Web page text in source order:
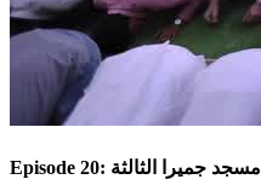
Episode 20: مسجد جميرا الثالثة